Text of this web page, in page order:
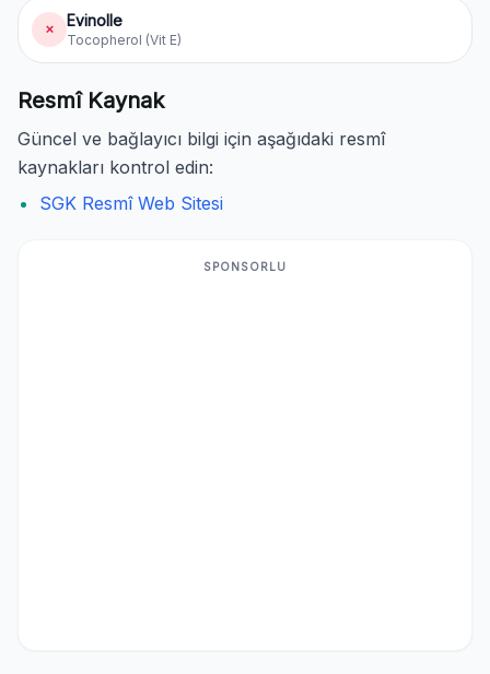
✗ Evinolle
Tocopherol (Vit E)
Resmî Kaynak
Güncel ve bağlayıcı bilgi için aşağıdaki resmî
kaynakları kontrol edin:
SGK Resmî Web Sitesi
SPONSORLU